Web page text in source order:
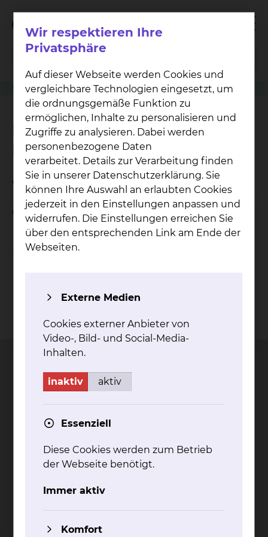
Studie LEGACY Registry Protokoll Nr.: P11-282
LEGACY Registry Protokoll
Nr.: P11-282
Wie ist der Status der Studie?
offen
Studienpartner
Bildnachweise
Entgelttransparenz Cookie Einstellungen
Städtisches Klinikum
38118 Braunschweig
Fax: 0531/595-1322
www.klinikum-braunschweig.de
Wir respektieren Ihre
Privatsphäre
Auf dieser Webseite werden Cookies und
vergleichbare Technologien eingesetzt, um
die ordnungsgemäße Funktion zu
ermöglichen, Inhalte zu personalisieren und
Zugriffe zu analysieren. Dabei werden
personenbezogene Daten
verarbeitet. Details zur Verarbeitung finden
Sie in unserer Datenschutzerklärung. Sie
können Ihre Auswahl an erlaubten Cookies
jederzeit in den Einstellungen anpassen und
widerrufen. Die Einstellungen erreichen Sie
über den entsprechenden Link am Ende der
Webseiten.
Externe Medien
Cookies externer Anbieter von
Video-, Bild- und Social-Media-
Inhalten.
inaktiv aktiv
Essenziell
Diese Cookies werden zum Betrieb
der Webseite benötigt.
Immer aktiv
Komfort